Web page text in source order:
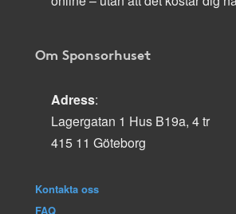
Om Sponsorhuset
Adress:
Lagergatan 1 Hus B19a, 4 tr
415 11 Göteborg
Kontakta oss
FAQ